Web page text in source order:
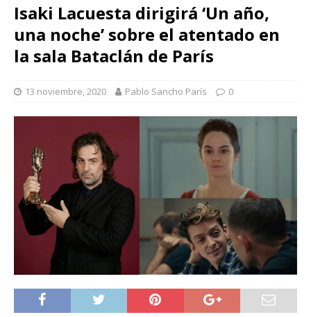
Isaki Lacuesta dirigirá ‘Un año,
una noche’ sobre el atentado en
la sala Bataclán de París
13 noviembre, 2020 Pablo Sancho París 0